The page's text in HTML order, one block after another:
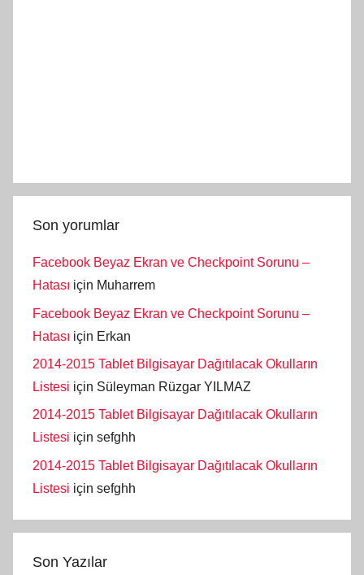
Son yorumlar
Facebook Beyaz Ekran ve Checkpoint Sorunu –
Hatası için Muharrem
Facebook Beyaz Ekran ve Checkpoint Sorunu –
Hatası için Erkan
2014-2015 Tablet Bilgisayar Dağıtılacak Okulların
Listesi için Süleyman Rüzgar YILMAZ
2014-2015 Tablet Bilgisayar Dağıtılacak Okulların
Listesi için sefghh
2014-2015 Tablet Bilgisayar Dağıtılacak Okulların
Listesi için sefghh
Son Yazılar